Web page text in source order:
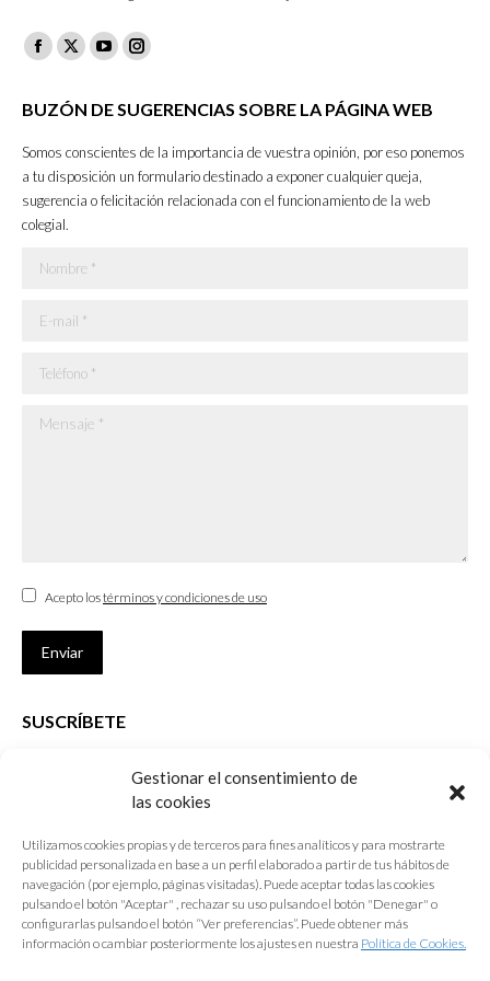
Gestionar el consentimiento de
las cookies
Utilizamos cookies propias y de terceros para fines analíticos y para mostrarte
publicidad personalizada en base a un perfil elaborado a partir de tus hábitos de
navegación (por ejemplo, páginas visitadas). Puede aceptar todas las cookies
pulsando el botón "Aceptar" , rechazar su uso pulsando el botón "Denegar" o
configurarlas pulsando el botón “Ver preferencias”. Puede obtener más
información o cambiar posteriormente los ajustes en nuestra Política de Cookies.
Facebook
opens
new
window
X
opens
new
window
YouTube
opens
new
window
Instagram
opens
in
new
window
BUZÓN DE SUGERENCIAS SOBRE LA PÁGINA WEB
Somos conscientes de la importancia de vuestra opinión, por eso ponemos
a tu disposición un formulario destinado a exponer cualquier queja,
sugerencia o felicitación relacionada con el funcionamiento de la web
colegial.
Nombre *
E-mail *
Teléfono *
Mensaje *
Acepto lostérminos y condiciones de uso
Enviar
SUSCRÍBETE
que desarrolla el Colegio de Arquitectos de Cádiz
E-mail *
Acepto lostérminos y condiciones de uso